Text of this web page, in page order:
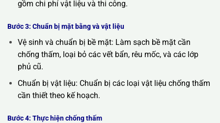
gồm chi phí vật liệu và thi công.
Bước 3: Chuẩn bị mặt bằng và vật liệu
Vệ sinh và chuẩn bị bề mặt: Làm sạch bề mặt cần
chống thấm, loại bỏ các vết bẩn, rêu mốc, và các lớp
phủ cũ.
Chuẩn bị vật liệu: Chuẩn bị các loại vật liệu chống thấm
cần thiết theo kế hoạch.
Bước 4: Thực hiện chống thấm